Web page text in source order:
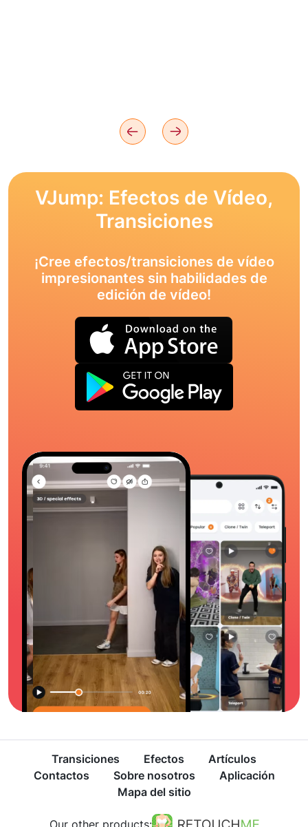
VJump: Efectos de Vídeo,
Transiciones
¡Cree efectos/transiciones de vídeo
impresionantes sin habilidades de
edición de vídeo!
Transiciones Efectos
Artículos
Contactos
Sobre nosotros
Aplicación
Mapa del sitio